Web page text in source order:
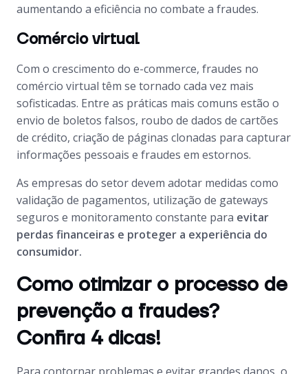
aumentando a eficiência no combate a fraudes.
Comércio virtual
Com o crescimento do e-commerce, fraudes no
comércio virtual têm se tornado cada vez mais
sofisticadas. Entre as práticas mais comuns estão o
envio de boletos falsos, roubo de dados de cartões
de crédito, criação de páginas clonadas para capturar
informações pessoais e fraudes em estornos.
As empresas do setor devem adotar medidas como
validação de pagamentos, utilização de gateways
seguros e monitoramento constante para evitar
perdas financeiras e proteger a experiência do
consumidor.
Como otimizar o processo de
prevenção a fraudes?
Confira 4 dicas!